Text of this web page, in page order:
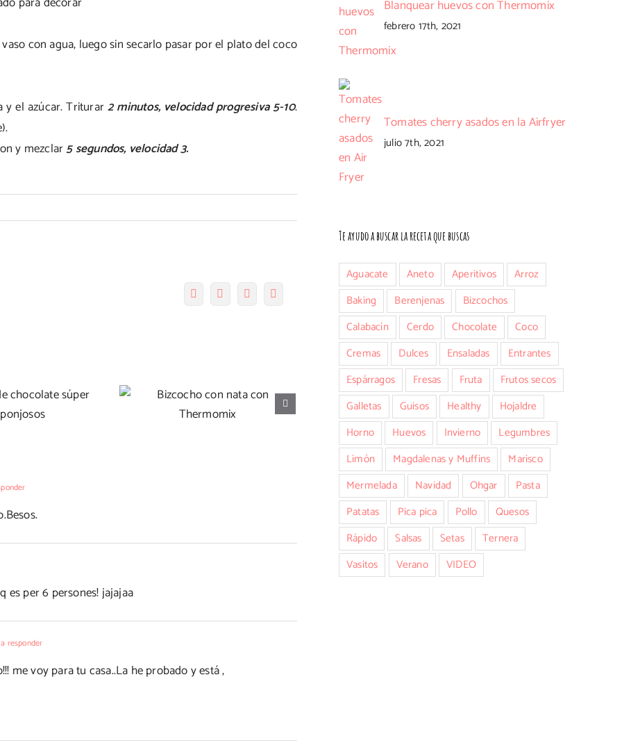
con agua, luego sin secarlo pasar por el plato del coco
y el azúcar. Triturar2 minutos, velocidad progresiva 5-10.
y mezclar5 segundos, velocidad 3.
FacebookTwitter Pinterest
electrónico
chocolate
Bizcocho con nata con
Thermomix
Magdalenas de mató y
arándanos con
Thermomix
Tortelloni
espárragos y
es per 6 persones! jajajaa
responder
me voy para tu casa..La he probado y está ,
Blanquear huevos con Thermomix
febrero 17th, 2021
Tomates cherry asados en la Airfryer
julio 7th, 2021
Te ayudo a buscar la receta que buscas
Aguacate Aneto Aperitivos
Arroz
Baking
Berenjenas
Bizcochos
Calabacín
Cerdo Chocolate
Coco
Cremas
Dulces Ensaladas
Entrantes
Espárragos
Fresas Fruta
Frutos secos
Galletas
Guisos Healthy
Hojaldre
Horno
Huevos Invierno
Legumbres
Limón
Magdalenas y Muffins
Marisco
Mermelada
Navidad Ohgar
Pasta
Patatas
Pica pica Pollo
Quesos
Rápido
Salsas Setas
Ternera
Vasitos
Verano VIDEO